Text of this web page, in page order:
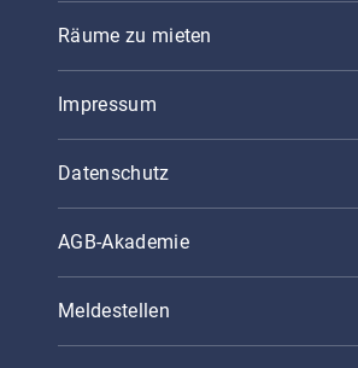
Räume zu mieten
Impressum
Datenschutz
AGB-Akademie
Meldestellen